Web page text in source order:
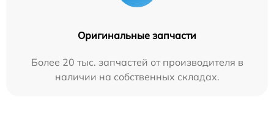
Оригинальные запчасти
Более 20 тыс. запчастей от производителя в
наличии на собственных складах.